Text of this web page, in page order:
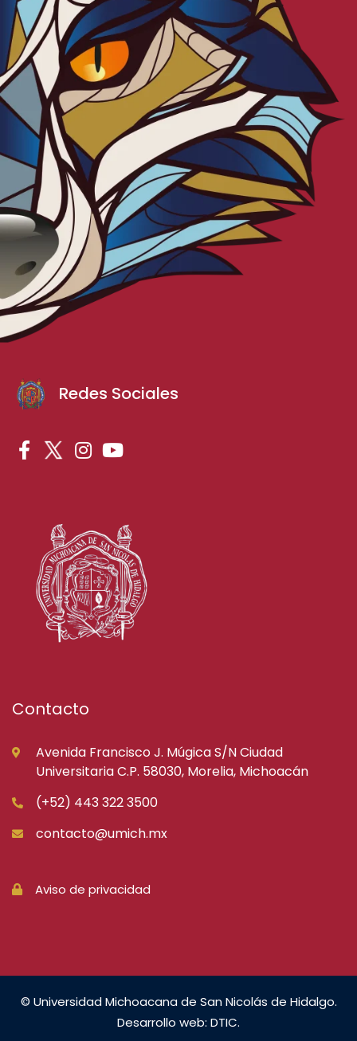
Redes Sociales
Contacto
Avenida Francisco J. Múgica S/N Ciudad
Universitaria C.P. 58030, Morelia, Michoacán
(+52) 443 322 3500
contacto@umich.mx
Aviso de privacidad
© Universidad Michoacana de San Nicolás de Hidalgo.
Desarrollo web: DTIC.